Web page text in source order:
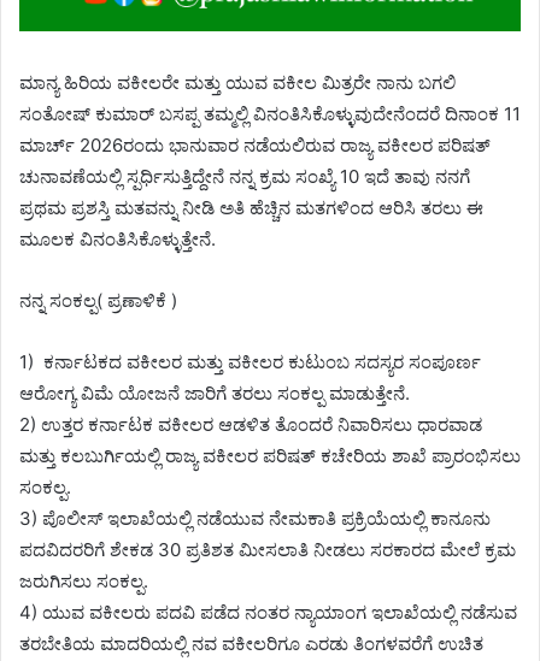
ಮಾನ್ಯ ಹಿರಿಯ ವಕೀಲರೇ ಮತ್ತು ಯುವ ವಕೀಲ ಮಿತ್ರರೇ ನಾನು ಬಗಲಿ
ಸಂತೋಷ್ ಕುಮಾರ್ ಬಸಪ್ಪ ತಮ್ಮಲ್ಲಿ ವಿನಂತಿಸಿಕೊಳ್ಳುವುದೇನೆಂದರೆ ದಿನಾಂಕ 11
ಮಾರ್ಚ್ 2026ರಂದು ಭಾನುವಾರ ನಡೆಯಲಿರುವ ರಾಜ್ಯ ವಕೀಲರ ಪರಿಷತ್
ಚುನಾವಣೆಯಲ್ಲಿ ಸ್ಪರ್ಧಿಸುತ್ತಿದ್ದೇನೆ ನನ್ನ ಕ್ರಮ ಸಂಖ್ಯೆ 10 ಇದೆ ತಾವು ನನಗೆ
ಪ್ರಥಮ ಪ್ರಶಸ್ತಿ ಮತವನ್ನು ನೀಡಿ ಅತಿ ಹೆಚ್ಚಿನ ಮತಗಳಿಂದ ಆರಿಸಿ ತರಲು ಈ
ಮೂಲಕ ವಿನಂತಿಸಿಕೊಳ್ಳುತ್ತೇನೆ.
ನನ್ನ ಸಂಕಲ್ಪ( ಪ್ರಣಾಳಿಕೆ )
1) ಕರ್ನಾಟಕದ ವಕೀಲರ ಮತ್ತು ವಕೀಲರ ಕುಟುಂಬ ಸದಸ್ಯರ ಸಂಪೂರ್ಣ
ಆರೋಗ್ಯ ವಿಮೆ ಯೋಜನೆ ಜಾರಿಗೆ ತರಲು ಸಂಕಲ್ಪ ಮಾಡುತ್ತೇನೆ.
2) ಉತ್ತರ ಕರ್ನಾಟಕ ವಕೀಲರ ಆಡಳಿತ ತೊಂದರೆ ನಿವಾರಿಸಲು ಧಾರವಾಡ
ಮತ್ತು ಕಲಬುರ್ಗಿಯಲ್ಲಿ ರಾಜ್ಯ ವಕೀಲರ ಪರಿಷತ್ ಕಚೇರಿಯ ಶಾಖೆ ಪ್ರಾರಂಭಿಸಲು
ಸಂಕಲ್ಪ.
3) ಪೊಲೀಸ್ ಇಲಾಖೆಯಲ್ಲಿ ನಡೆಯುವ ನೇಮಕಾತಿ ಪ್ರಕ್ರಿಯೆಯಲ್ಲಿ ಕಾನೂನು
ಪದವಿದರರಿಗೆ ಶೇಕಡ 30 ಪ್ರತಿಶತ ಮೀಸಲಾತಿ ನೀಡಲು ಸರಕಾರದ ಮೇಲೆ ಕ್ರಮ
ಜರುಗಿಸಲು ಸಂಕಲ್ಪ.
4) ಯುವ ವಕೀಲರು ಪದವಿ ಪಡೆದ ನಂತರ ನ್ಯಾಯಾಂಗ ಇಲಾಖೆಯಲ್ಲಿ ನಡೆಸುವ
ತರಬೇತಿಯ ಮಾದರಿಯಲ್ಲಿ ನವ ವಕೀಲರಿಗೂ ಎರಡು ತಿಂಗಳವರೆಗೆ ಉಚಿತ